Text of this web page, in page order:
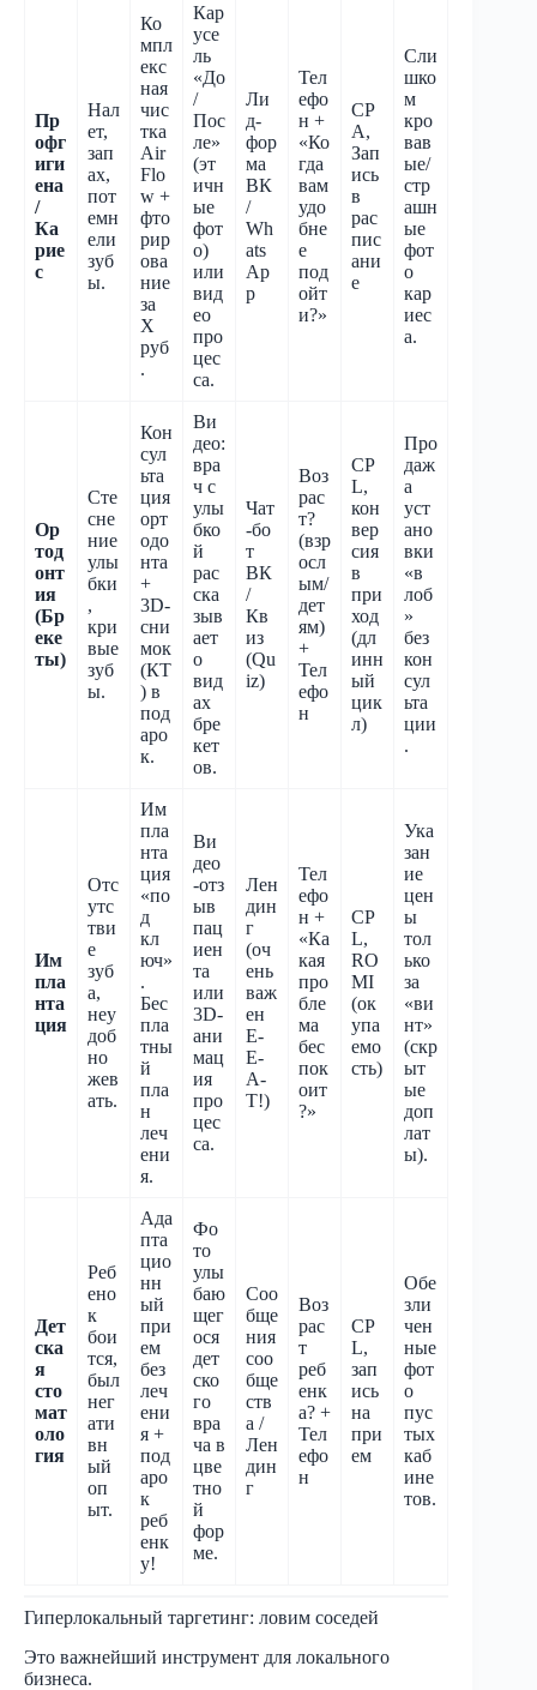
Пр
офг
иги
ена
/
Ка
рие
с
Нал
ет,
зап
ах,
пот
емн
ели
зуб
ы.
Ко
мпл
екс
ная
чис
тка
Air
Flo
w +
фто
рир
ова
ние
за
X
руб
.
Кар
усе
ль
«До
/
Пос
ле»
(эт
ичн
ые
фот
о)
или
вид
ео
про
цес
са.
Ли
д-
фор
ма
ВК
/
Wh
ats
Ap
p
Тел
ефо
н +
«Ко
гда
вам
удо
бне
е
под
ойт
и?»
CP
A,
Зап
ись
в
рас
пис
ани
е
Сли
шко
м
кро
вав
ые/
стр
ашн
ые
фот
о
кар
иес
а.
Ор
тод
онт
ия
(Бр
еке
ты)
Сте
сне
ние
улы
бки
,
кри
вые
зуб
ы.
Кон
сул
ьта
ция
орт
одо
нта
+
3D-
сни
мок
(КТ
) в
под
аро
к.
Ви
део:
вра
ч с
улы
бко
й
рас
ска
зыв
ает
о
вид
ах
бре
кет
ов.
Чат
-бо
т
ВК
/
Кв
из
(Qu
iz)
Воз
рас
т?
(взр
осл
ым/
дет
ям)
+
Тел
ефо
н
CP
L,
кон
вер
сия
в
при
ход
(дл
инн
ый
цик
л)
Про
даж
а
уст
ано
вки
«в
лоб
»
без
кон
сул
ьта
ции
.
Им
пла
нта
ция
Отс
утс
тви
е
зуб
а,
неу
доб
но
жев
ать.
Им
пла
нта
ция
«по
д
кл
юч»
.
Бес
пла
тны
й
пла
н
леч
ени
я.
Ви
део
-отз
ыв
пац
иен
та
или
3D-
ани
мац
ия
про
цес
са.
Лен
дин
г
(оч
ень
важ
ен
E-
E-
A-
T!)
Тел
ефо
н +
«Ка
кая
про
бле
ма
бес
пок
оит
?»
CP
L,
RO
MI
(ок
упа
емо
сть)
Ука
зан
ие
цен
ы
тол
ько
за
«ви
нт»
(скр
ыт
ые
доп
лат
ы).
Дет
ска
я
сто
мат
оло
гия
Реб
ено
к
бои
тся,
был
нег
ати
вн
ый
оп
ыт.
Ада
пта
цио
нн
ый
при
ем
без
леч
ени
я +
под
аро
к
реб
енк
у!
Фо
то
улы
баю
щег
ося
дет
ско
го
вра
ча в
цве
тно
й
фор
ме.
Соо
бще
ния
соо
бще
ств
а /
Лен
дин
г
Воз
рас
т
реб
енк
а? +
Тел
ефо
н
CP
L,
зап
ись
на
при
ем
Обе
зли
чен
ные
фот
о
пус
тых
каб
ине
тов.
Гиперлокальный таргетинг: ловим соседей
Это важнейший инструмент для локального
бизнеса.